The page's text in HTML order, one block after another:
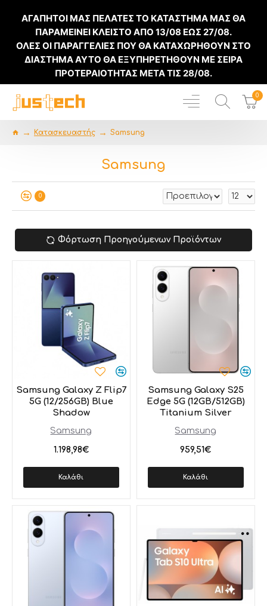
ΑΓΑΠΗΤΟΙ ΜΑΣ ΠΕΛΑΤΕΣ ΤΟ ΚΑΤΑΣΤΗΜΑ ΜΑΣ ΘΑ
ΠΑΡΑΜΕΙΝΕΙ ΚΛΕΙΣΤΟ ΑΠΟ 13/08 ΕΩΣ 27/08.
ΟΛΕΣ ΟΙ ΠΑΡΑΓΓΕΛΙΕΣ ΠΟΥ ΘΑ ΚΑΤΑΧΩΡΗΘΟΥΝ ΣΤΟ
ΔΙΑΣΤΗΜΑ ΑΥΤΟ ΘΑ ΕΞΥΠΗΡΕΤΗΘΟΥΝ ΜΕ ΣΕΙΡΑ
ΠΡΟΤΕΡΑΙΟΤΗΤΑΣ ΜΕΤΑ ΤΙΣ 28/08.
0
Κατασκευαστής Samsung
Samsung
0
Φόρτωση Προηγούμενων Προϊόντων
Samsung
Samsung Galaxy Z Flip7
5G (12/256GB) Blue
Shadow
1.198,98€
Καλάθι
Samsung
Samsung Galaxy S25
Edge 5G (12GB/512GB)
Titanium Silver
959,51€
Καλάθι